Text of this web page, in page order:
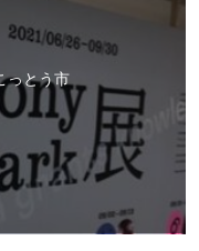
っとう市